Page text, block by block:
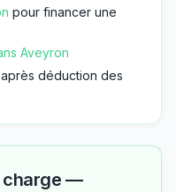
pour financer une
Aveyron
après déduction des
charge —